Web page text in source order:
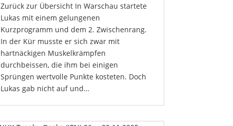
Zurück zur Übersicht In Warschau startete
Lukas mit einem gelungenen
Kurzprogramm und dem 2. Zwischenrang.
In der Kür musste er sich zwar mit
hartnäckigen Muskelkrämpfen
durchbeissen, die ihm bei einigen
Sprüngen wertvolle Punkte kosteten. Doch
Lukas gab nicht auf und…